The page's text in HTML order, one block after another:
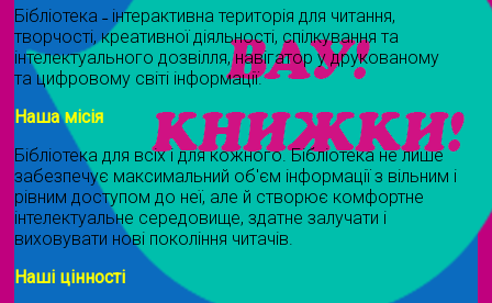
Бібліотека ˗ інтерактивна територія для читання,
творчості, креативної діяльності, спілкування та
інтелектуального дозвілля, навігатор у друкованому
та цифровому світі інформації.
Наша місія
Бібліотека для всіх і для кожного. Бібліотека не лише
забезпечує максимальний об'єм інформації з вільним і
рівним доступом до неї, але й створює комфортне
інтелектуальне середовище, здатне залучати і
виховувати нові покоління читачів.
Наші цінності